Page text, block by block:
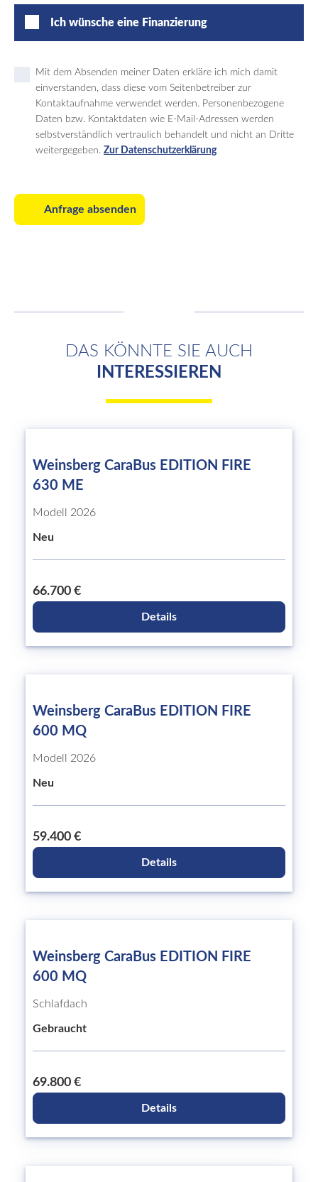
Ich wünsche eine Finanzierung
Mit dem Absenden meiner Daten erkläre ich mich damit
einverstanden, dass diese vom Seitenbetreiber zur
Kontaktaufnahme verwendet werden. Personenbezogene
Daten bzw. Kontaktdaten wie E-Mail-Adressen werden
selbstverständlich vertraulich behandelt und nicht an Dritte
weitergegeben. Zur Datenschutzerklärung
Anfrage absenden
DAS KÖNNTE SIE AUCH
INTERESSIEREN
Weinsberg CaraBus EDITION FIRE
630 ME
Modell 2026
Neu
66.700 €
Details
Weinsberg CaraBus EDITION FIRE
600 MQ
Modell 2026
Neu
59.400 €
Details
Weinsberg CaraBus EDITION FIRE
600 MQ
Schlafdach
Gebraucht
69.800 €
Details